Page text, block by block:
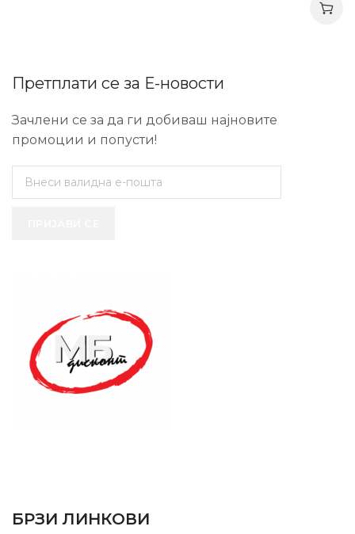
Претплати се за Е-новости
Зачлени се за да ги добиваш најновите
промоции и попусти!
БРЗИ ЛИНКОВИ